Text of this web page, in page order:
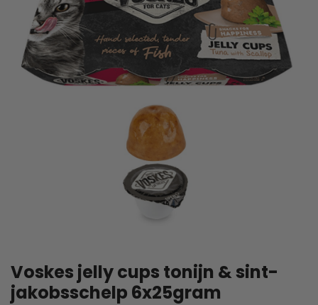
Voskes jelly cups tonijn & sint-
jakobsschelp 6x25gram